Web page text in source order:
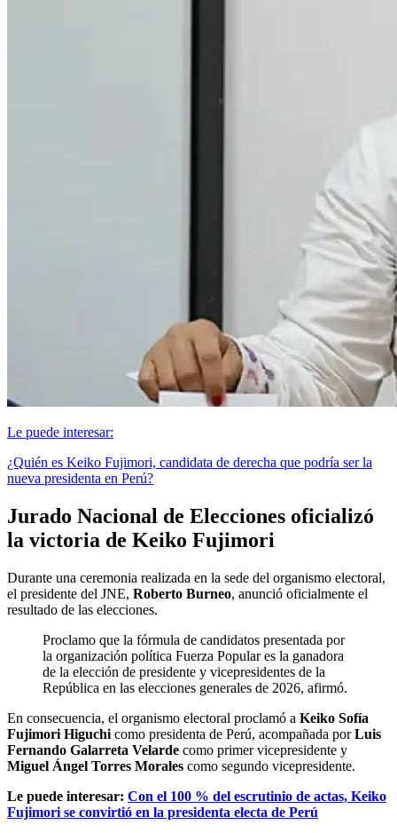
Le puede interesar:
¿Quién es Keiko Fujimori, candidata de derecha que podría ser la
nueva presidenta en Perú?
Jurado Nacional de Elecciones oficializó
la victoria de Keiko Fujimori
Durante una ceremonia realizada en la sede del organismo electoral,
el presidente del JNE, Roberto Burneo, anunció oficialmente el
resultado de las elecciones.
Proclamo que la fórmula de candidatos presentada por
la organización política Fuerza Popular es la ganadora
de la elección de presidente y vicepresidentes de la
República en las elecciones generales de 2026, afirmó.
En consecuencia, el organismo electoral proclamó a Keiko Sofía
Fujimori Higuchi como presidenta de Perú, acompañada porLuis
Fernando Galarreta Velarde como primer vicepresidente y
Miguel Ángel Torres Morales como segundo vicepresidente.
Le puede interesar: Con el 100 % del escrutinio de actas, Keiko
Fujimori se convirtió en la presidenta electa de Perú